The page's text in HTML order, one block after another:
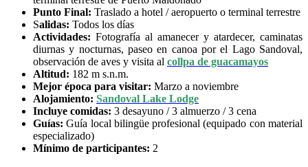
Punto Final: Traslado a hotel / aeropuerto o terminal terrestre
Salidas: Todos los días
Actividades: Fotografía al amanecer y atardecer, caminatas
diurnas y nocturnas, paseo en canoa por el Lago Sandoval,
observación de aves y visita al collpa de guacamayos
Altitud: 182 m s.n.m.
Mejor época para visitar: Marzo a noviembre
Alojamiento: Sandoval Lake Lodge
Incluye comidas: 3 desayuno / 3 almuerzo / 3 cena
Guías: Guía local bilingüe profesional (equipado con material
especializado)
Mínimo de participantes: 2